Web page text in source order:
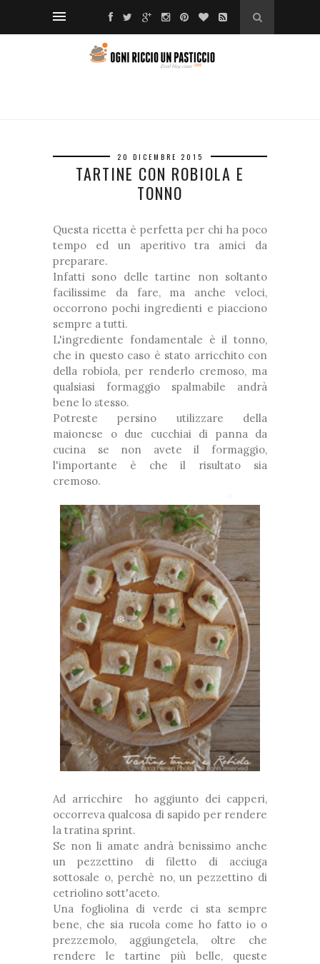
20 DICEMBRE 2015
TARTINE CON ROBIOLA E
TONNO
Questa ricetta è perfetta per chi ha poco
tempo ed un aperitivo tra amici da
preparare.
Infatti sono delle tartine non soltanto
facilissime da fare, ma anche veloci,
occorrono pochi ingredienti e piacciono
sempre a tutti.
L'ingrediente fondamentale è il tonno,
che in questo caso è stato arricchito con
della robiola, per renderlo cremoso, ma
qualsiasi formaggio spalmabile andrà
bene lo stesso.
Potreste persino utilizzare della
maionese o due cucchiai di panna da
cucina se non avete il formaggio,
l'importante è che il risultato sia
cremoso.
Ad arricchire ho aggiunto dei capperi,
occorreva qualcosa di sapido per rendere
la tratina sprint.
Se non li amate andrà benissimo anche
un pezzettino di filetto di acciuga
sottosale o, perchè no, un pezzettino di
cetriolino sott'aceto.
Una fogliolina di verde ci sta sempre
bene, che sia rucola come ho fatto io o
prezzemolo, aggiungetela, oltre che
rendere le tartine più belle, queste
❅
❆
❆
❅
❆
❅
❅
❅
*
*
❅
❅